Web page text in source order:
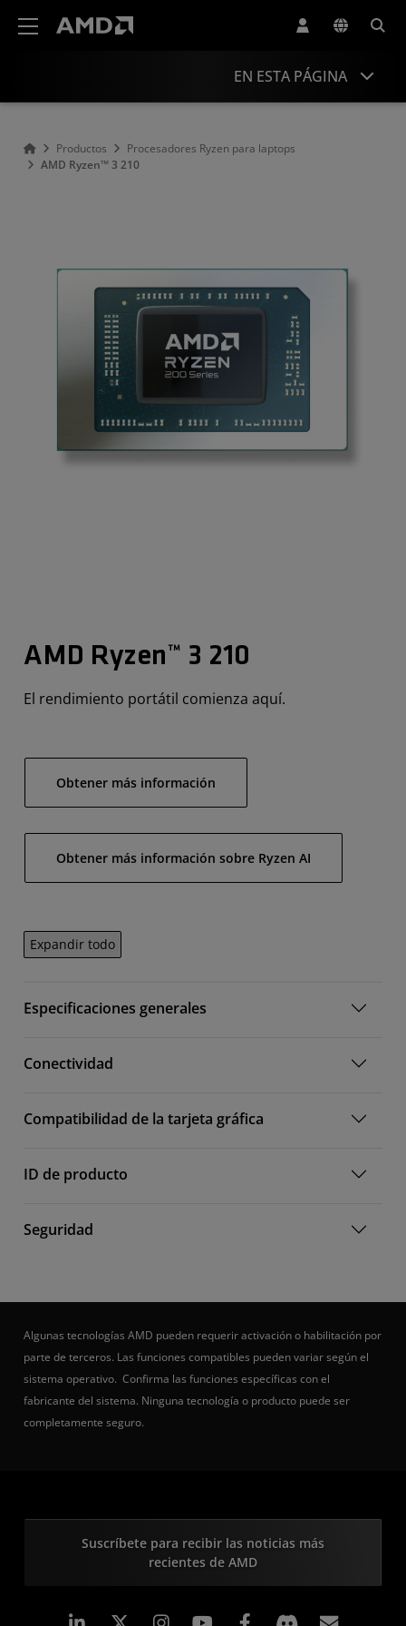
EN ESTA PÁGINA
Productos
Procesadores Ryzen para laptops
AMD Ryzen™ 3 210
AMD Ryzen™ 3 210
El rendimiento portátil comienza aquí.
Obtener más información
Obtener más información sobre Ryzen AI
Expandir todo
Especificaciones generales
Conectividad
Compatibilidad de la tarjeta gráfica
ID de producto
Seguridad
Algunas tecnologías AMD pueden requerir activación o habilitación por
parte de terceros. Las funciones compatibles pueden variar según el
sistema operativo. Confirma las funciones específicas con el
fabricante del sistema. Ninguna tecnología o producto puede ser
completamente seguro.
Suscríbete para recibir las noticias más
recientes de AMD